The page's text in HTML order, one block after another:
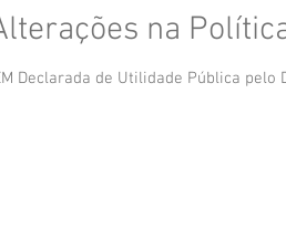
na
Declarada de Utilidade Pública